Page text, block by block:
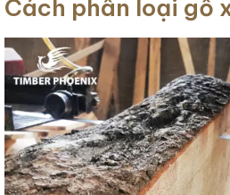
Cách phân loại gỗ